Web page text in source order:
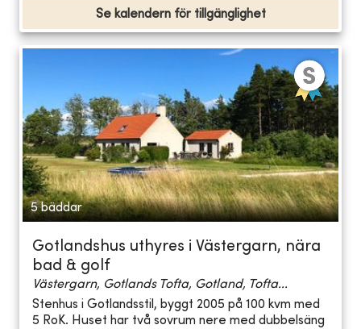
Se kalendern för tillgänglighet
5 bäddar
Gotlandshus uthyres i Västergarn, nära
bad & golf
Västergarn, Gotlands Tofta, Gotland, Tofta...
Stenhus i Gotlandsstil, byggt 2005 på 100 kvm med
5 RoK. Huset har två sovrum nere med dubbelsäng